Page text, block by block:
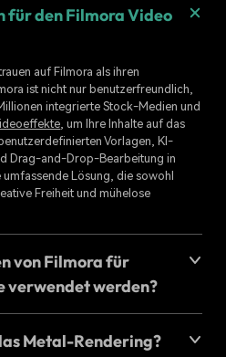
für den Filmora Video
auf Filmora als ihren
ist nicht nur benutzerfreundlich,
integrierte Stock-Medien und
, um Ihre Inhalte auf das
Vorlagen, KI-
Drag-and-Drop-Bearbeitung in
Lösung, die sowohl
Freiheit und mühelose
von Filmora für
verwendet werden?
Metal-Rendering?